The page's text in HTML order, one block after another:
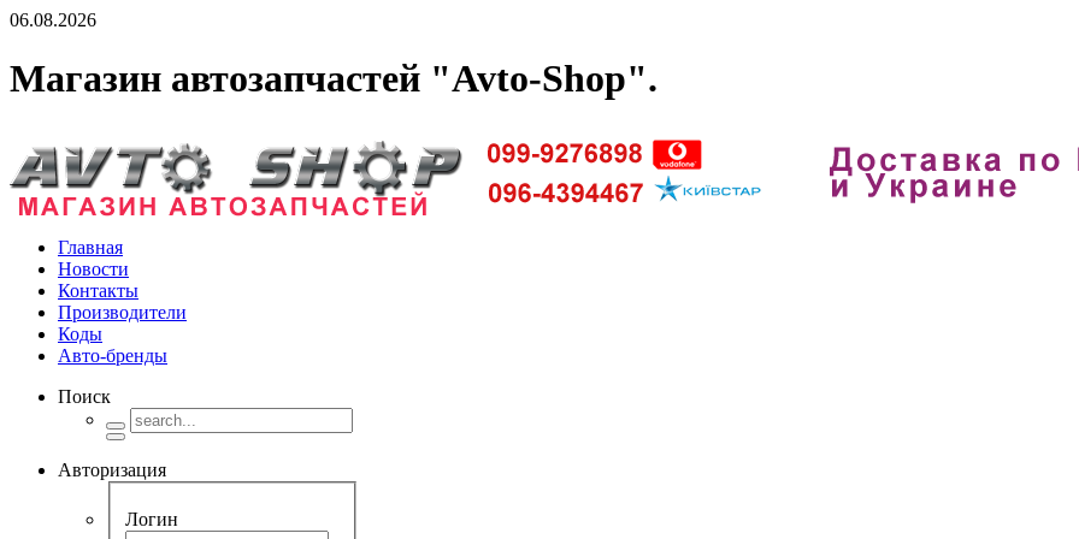
06.08.2026
Магазин автозапчастей "Avto-Shop".
Доставка запчастей по Киеву и Украине. Наши телефоны 096-4394467 099-
Главная
Новости
Контакты
Производители
Коды
Авто-бренды
Поиск
Авторизация
Логин